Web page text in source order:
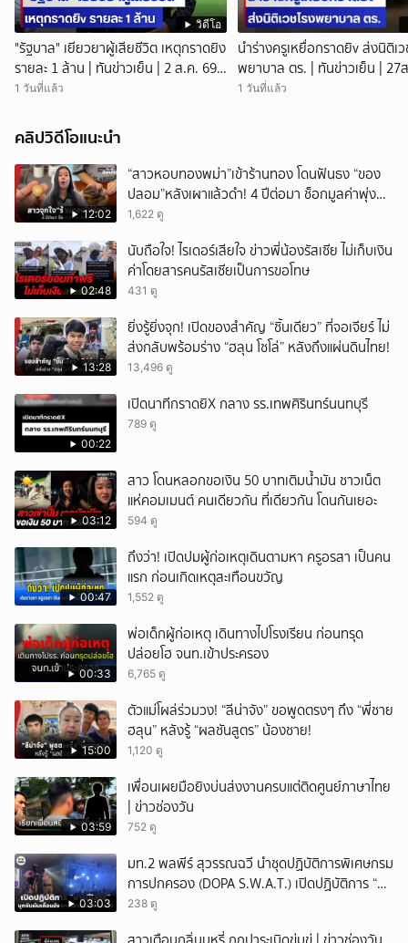
วิดีโอ
"รัฐบาล" เยียวยาผู้เสียชีวิต เหตุกราดยิง
รายละ 1 ล้าน | ทันข่าวเย็น | 2 ส.ค. 69 |
NationTV22
1 วันที่แล้ว
นำร่างครูเหยื่อกราดยิv ส่งนิติเว
พยาบาล ตร. | ทันข่าวเย็น | 27
NationTV22
1 วันที่แล้ว
คลิปวิดีโอแนะนำ
12:02
“สาวหอบทองพม่า”เข้าร้านทอง โดนฟันธง “ของ
ปลอม”หลังเผาแล้วดำ! 4 ปีต่อมา ช็อกมูลค่าพุ่ง
มหาศาล!
1,622 ดู
02:48
นับถือใจ! ไรเดอร์เสียใจ ข่าวพี่น้องรัสเซีย ไม่เก็บเงิน
ค่าโดยสารคนรัสเซียเป็นการขอโทษ
431 ดู
13:28
ยิ่งรู้ยิ่งจุก! เปิดของสำคัญ “ชิ้นเดียว” ที่จอเจียร์ ไม่
ส่งกลับพร้อมร่าง “ฮลุน โซโล่” หลังถึงแผ่นดินไทย!
13,496 ดู
00:22
เปิดนาทีกราดยิX กลาง รร.เทพศิรินทร์นนทบุรี
789 ดู
03:12
สาว โดนหลอกขอเงิน 50 บาทเติมน้ำมัน ชาวเน็ต
แห่คอมเมนต์ คนเดียวกัน ที่เดียวกัน โดนกันเยอะ
594 ดู
00:47
ถึงว่า! เปิดปมผู้ก่อเหตุเดินตามหา ครูอรสา เป็นคน
แรก ก่อนเกิดเหตุสะเทือนขวัญ
1,552 ดู
00:33
พ่อเด็กผู้ก่อเหตุ เดินทางไปโรงเรียน ก่อนทรุด
ปล่อยโฮ จนท.เข้าประครอง
6,765 ดู
15:00
ตัวแม่โผล่ร่วมวง! “ลีน่าจัง” ขอพูดตรงๆ ถึง “พี่ชาย
ฮลุน” หลังรู้ “ผลชันสูตร” น้องชาย!
1,120 ดู
03:59
เพื่อนเผยมือยิงบ่นส่งงานครบแต่ติดศูนย์ภาษาไทย
| ข่าวช่องวัน
752 ดู
03:03
มท.2 พลพีร์ สุวรรณฉวี นำชุดปฏิบัติการพิเศษกรม
การปกครอง (DOPA S.W.A.T.) เปิดปฏิบัติการ “บา
รมีโสธร” บุกจับผับเถื่อนอัพยา กลางเมืองแปดริ้ว
238 ดู